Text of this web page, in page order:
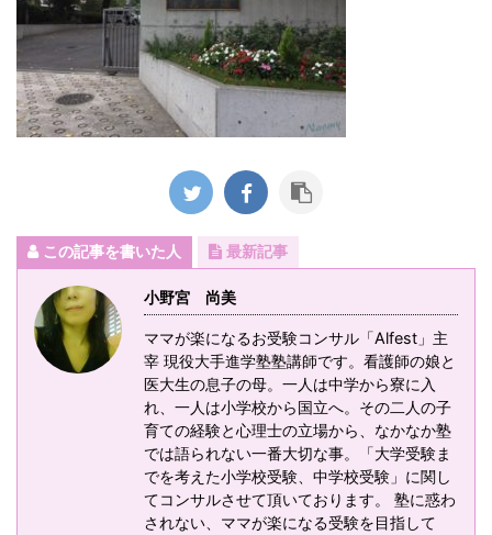
この記事を書いた人 最新記事
小野宮 尚美
ママが楽になるお受験コンサル「Alfest」主
宰 現役大手進学塾塾講師です。看護師の娘と
医大生の息子の母。一人は中学から寮に入
れ、一人は小学校から国立へ。その二人の子
育ての経験と心理士の立場から、なかなか塾
では語られない一番大切な事。「大学受験ま
でを考えた小学校受験、中学校受験」に関し
てコンサルさせて頂いております。 塾に惑わ
されない、ママが楽になる受験を目指して